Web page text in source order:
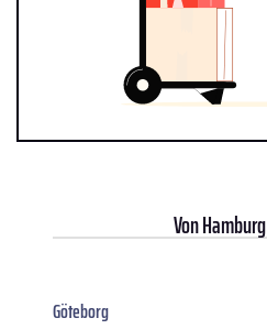
VonHamburg
Göteborg